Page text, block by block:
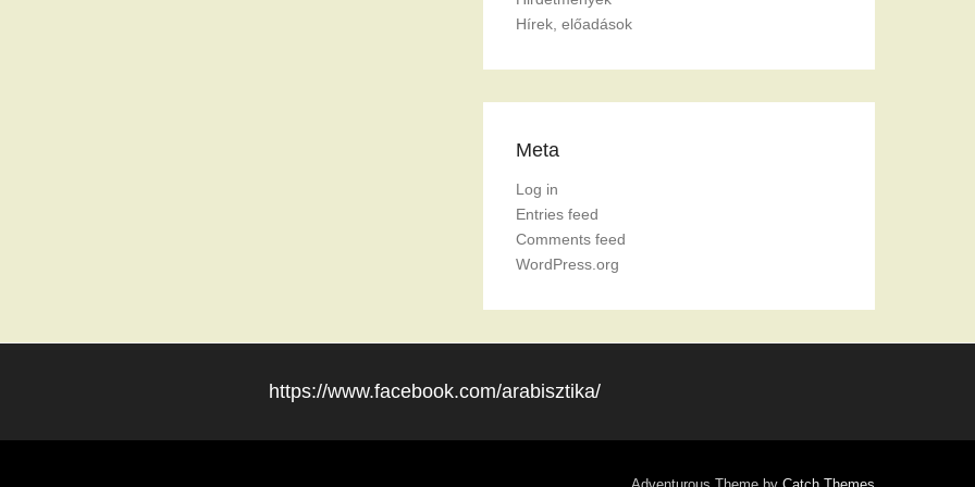
Hírek, előadások
Meta
Log in
Entries feed
Comments feed
WordPress.org
https://www.facebook.com/arabisztika/